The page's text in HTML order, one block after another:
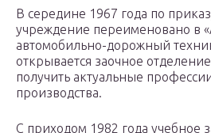
В середине 1967 года по
учреждение переименовано в
автомобильно-дорожный
открывается заочное
получить актуальные
производства.
С приходом 1982 года учебное